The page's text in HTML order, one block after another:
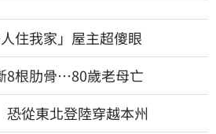
住我家」屋主超傻眼
8根肋骨…80歲老母亡
從東北登陸穿越本州